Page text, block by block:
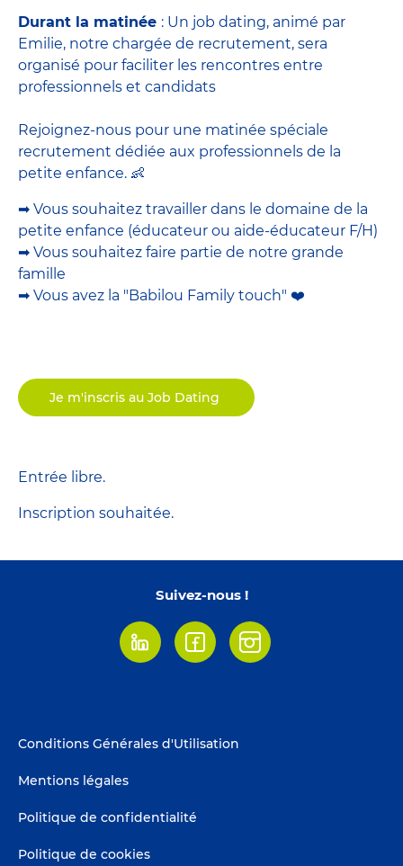
Durant la matinée : Un job dating, animé par
Emilie, notre chargée de recrutement, sera
organisé pour faciliter les rencontres entre
professionnels et candidats
Rejoignez-nous pour une matinée spéciale
recrutement dédiée aux professionnels de la
petite enfance. 👶
➡ Vous souhaitez travailler dans le domaine de la
petite enfance (éducateur ou aide-éducateur F/H)
➡ Vous souhaitez faire partie de notre grande
famille
➡ Vous avez la "Babilou Family touch" ❤️
Je m'inscris au Job Dating
Entrée libre.
Inscription souhaitée.
Suivez-nous !
LinkedinFacebookInstagram
Footer
Conditions Générales d'Utilisation
Mentions légales
Politique de confidentialité
Politique de cookies